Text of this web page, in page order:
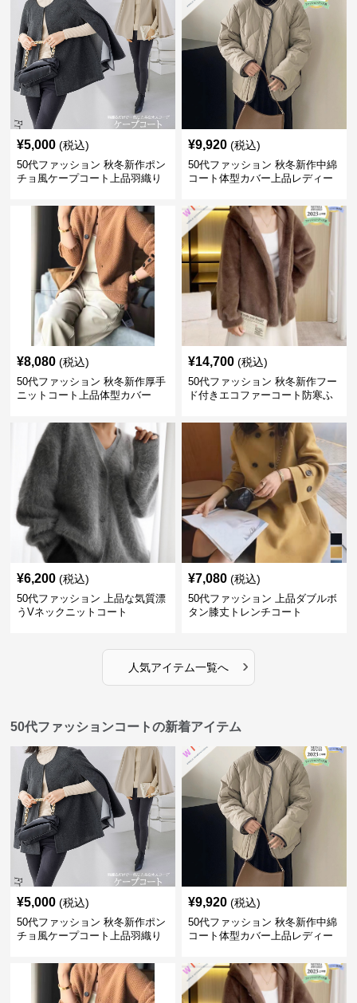
¥5,000 (税込)
50代ファッション 秋冬新作ポン
チョ風ケープコート上品羽織り
¥9,920 (税込)
50代ファッション 秋冬新作中綿
コート体型カバー上品レディー
¥8,080 (税込)
50代ファッション 秋冬新作厚手
ニットコート上品体型カバー
¥14,700 (税込)
50代ファッション 秋冬新作フー
ド付きエコファーコート防寒ふ
¥6,200 (税込)
50代ファッション 上品な気質漂
うVネックニットコート
¥7,080 (税込)
50代ファッション 上品ダブルボ
タン膝丈トレンチコート
人気アイテム一覧へ ›
50代ファッションコートの新着アイテム
¥5,000 (税込)
50代ファッション 秋冬新作ポン
チョ風ケープコート上品羽織り
¥9,920 (税込)
50代ファッション 秋冬新作中綿
コート体型カバー上品レディー